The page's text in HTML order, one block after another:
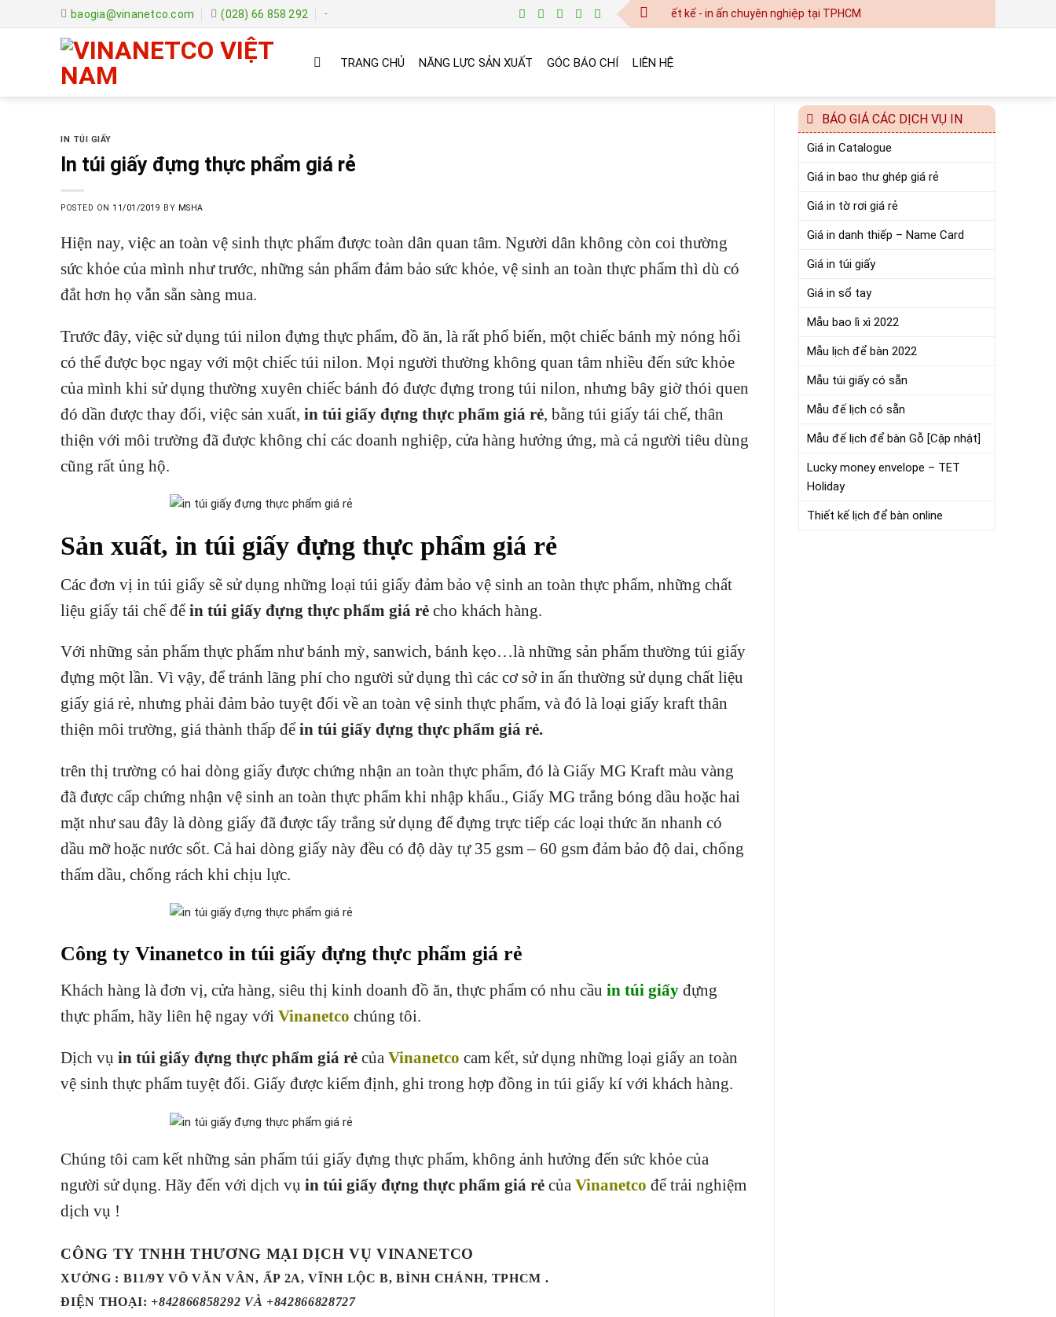
to
baogia@vinanetco.com (028) 66 858 292 - baogia@vinanetco.com | Thiết kế - in ấn chuyên nghiệp tại TPHCM
TRANG CHỦ NĂNG LỰC SẢN XUẤT GÓC BÁO CHÍ LIÊN HỆ
IN TÚI GIẤY
In túi giấy đựng thực phẩm giá rẻ
POSTED ON 11/01/2019 BY MSHA
Hiện nay, việc an toàn vệ sinh thực phẩm được toàn dân quan tâm. Người dân không còn coi thường
sức khỏe của mình như trước, những sản phẩm đảm bảo sức khỏe, vệ sinh an toàn thực phẩm thì dù có
đắt hơn họ vẫn sẵn sàng mua.
Trước đây, việc sử dụng túi nilon đựng thực phẩm, đồ ăn, là rất phổ biến, một chiếc bánh mỳ nóng hổi
có thể được bọc ngay với một chiếc túi nilon. Mọi người thường không quan tâm nhiều đến sức khỏe
của mình khi sử dụng thường xuyên chiếc bánh đó được đựng trong túi nilon, nhưng bây giờ thói quen
đó dần được thay đổi, việc sản xuất, in túi giấy đựng thực phẩm giá rẻ, bằng túi giấy tái chế, thân
thiện với môi trường đã được không chỉ các doanh nghiệp, cửa hàng hưởng ứng, mà cả người tiêu dùng
cũng rất ủng hộ.
Sản xuất, in túi giấy đựng thực phẩm giá rẻ
Các đơn vị in túi giấy sẽ sử dụng những loại túi giấy đảm bảo vệ sinh an toàn thực phẩm, những chất
liệu giấy tái chế đểin túi giấy đựng thực phẩm giá rẻ cho khách hàng.
Với những sản phẩm thực phẩm như bánh mỳ, sanwich, bánh kẹo…là những sản phẩm thường túi giấy
đựng một lần. Vì vậy, để tránh lãng phí cho người sử dụng thì các cơ sở in ấn thường sử dụng chất liệu
giấy giá rẻ, nhưng phải đảm bảo tuyệt đối về an toàn vệ sinh thực phẩm, và đó là loại giấy kraft thân
thiện môi trường, giá thành thấp đểin túi giấy đựng thực phẩm giá rẻ.
trên thị trường có hai dòng giấy được chứng nhận an toàn thực phẩm, đó là Giấy MG Kraft màu vàng
đã được cấp chứng nhận vệ sinh an toàn thực phẩm khi nhập khẩu., Giấy MG trắng bóng dầu hoặc hai
mặt như sau đây là dòng giấy đã được tẩy trắng sử dụng để đựng trực tiếp các loại thức ăn nhanh có
dầu mỡ hoặc nước sốt. Cả hai dòng giấy này đều có độ dày tự 35 gsm – 60 gsm đảm bảo độ dai, chống
thấm dầu, chống rách khi chịu lực.
Công ty Vinanetco in túi giấy đựng thực phẩm giá rẻ
Khách hàng là đơn vị, cửa hàng, siêu thị kinh doanh đồ ăn, thực phẩm có nhu cầu in túi giấy đựng
thực phẩm, hãy liên hệ ngay với Vinanetco chúng tôi.
Dịch vụ in túi giấy đựng thực phẩm giá rẻ của Vinanetco cam kết, sử dụng những loại giấy an toàn
vệ sinh thực phẩm tuyệt đối. Giấy được kiểm định, ghi trong hợp đồng in túi giấy kí với khách hàng.
Chúng tôi cam kết những sản phẩm túi giấy đựng thực phẩm, không ảnh hưởng đến sức khỏe của
người sử dụng. Hãy đến với dịch vụ in túi giấy đựng thực phẩm giá rẻ của Vinanetco để trải nghiệm
dịch vụ !
CÔNG TY TNHH THƯƠNG MẠI DỊCH VỤ VINANETCO
XƯỞNG : B11/9Y VÕ VĂN VÂN, ẤP 2A, VĨNH LỘC B, BÌNH CHÁNH, TPHCM .
ĐIỆN THOẠI: +842866858292 VÀ +842866828727
BÁO GIÁ CÁC DỊCH VỤ IN
Giá in Catalogue
Giá in bao thư ghép giá rẻ
Giá in tờ rơi giá rẻ
Giá in danh thiếp – Name Card
Giá in túi giấy
Giá in sổ tay
Mẫu bao lì xì 2022
Mẫu lịch để bàn 2022
Mẫu túi giấy có sẵn
Mẫu đế lịch có sẵn
Mẫu đế lịch để bàn Gỗ [Cập nhật]
Lucky money envelope – TET
Holiday
Thiết kế lịch để bàn online